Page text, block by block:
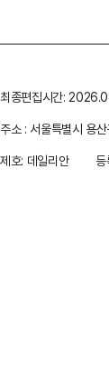
최종편집시간:
주소 : 서울특별시 용
제호: 데일리안